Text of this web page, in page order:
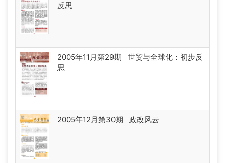
反思
2005年11月第29期 世贸与全球化：初步反
思
2005年12月第30期 政改风云